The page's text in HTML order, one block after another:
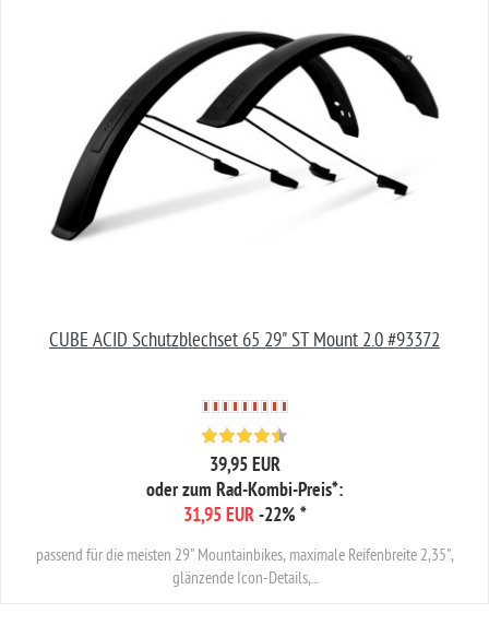
CUBE ACID Schutzblechset 65 29" ST Mount 2.0 #93372
39,95 EUR
oder zum Rad-Kombi-Preis*:
31,95 EUR -22%*
passend für die meisten 29" Mountainbikes, maximale Reifenbreite 2,35",
glänzende Icon-Details,...